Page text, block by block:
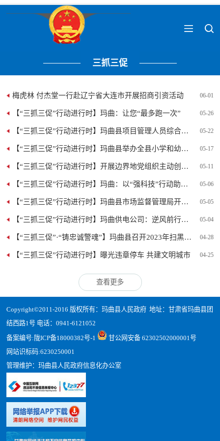
三抓三促
06-01
梅虎林 付杰堂一行赴辽宁省大连市开展招商引资活动
05-26
【“三抓三促”行动进行时】玛曲：让您“最多跑一次”
05-22
【“三抓三促”行动进行时】玛曲县项目管理人员综合素质能力...
05-17
【“三抓三促”行动进行时】玛曲县举办全县小学和幼儿园教师...
05-11
【“三抓三促”行动进行时】开展边界地党组织主动创稳联防共...
05-06
【“三抓三促”行动进行时】玛曲：以“强科技”行动助推黄河...
05-05
【“三抓三促”行动进行时】玛曲县市场监督管理局开展市场监...
05-04
【“三抓三促”行动进行时】玛曲供电公司：逆风前行送光明
04-28
【“三抓三促”·“铸忠诚警魂”】玛曲县召开2023年扫黑除恶斗...
04-25
【“三抓三促”行动进行时】曝光违章停车 共建文明城市
查看更多
Copyright©2011-2016 版权所有：玛曲县人民政府 地址：甘肃省玛曲县团
结西路1号 电话：0941-6121052
备案编号: 陇ICP备18000382号-1
甘公网安备 62302502000001号
网站识标码:6230250001
管理维护：玛曲县人民政府信息化办公室